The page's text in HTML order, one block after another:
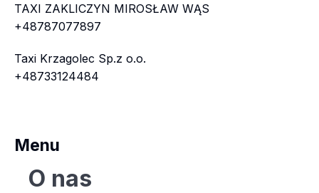
TAXI ZAKLICZYN MIROSŁAW WĄS
+48787077897
Taxi Krzagolec Sp.z o.o.
+48733124484
Menu
O nas